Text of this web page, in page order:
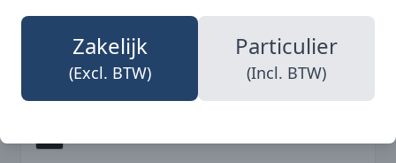
Zakelijk
(Excl. BTW)
Particulier
(Incl. BTW)
Zwart (9900), waardoor het een tijdloze keuze is
die gemakkelijk te combineren is met andere
kledingstukken.